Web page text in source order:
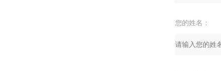
您的姓名：